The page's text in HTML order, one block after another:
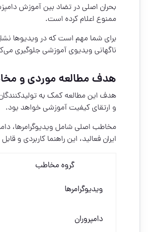
بحران اصلی در تضاد بین آموزش
ممنوع اعلام کرده است.
برای شما مهم است که در ویدیوها
ناگهانی ویدیوی آموزشی جلوگیری
هدف مطالعه موردی و
هدف این مطالعه کمک به
و ارتقای کیفیت آموزشی خواهد بود.
مخاطب اصلی شامل ویدیوگرامرها،
ایران فعالید، این راهنما کاربردی و
گروه مخاطب
ویدیوگرامرها
دامپروران